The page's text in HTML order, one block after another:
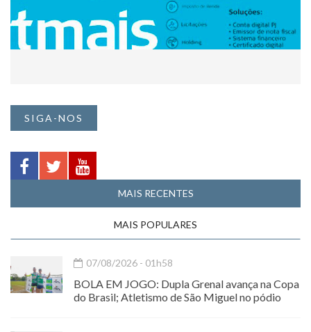
SIGA-NOS
MAIS RECENTES
MAIS POPULARES
07/08/2026 - 01h58
BOLA EM JOGO: Dupla Grenal avança na Copa
do Brasil; Atletismo de São Miguel no pódio